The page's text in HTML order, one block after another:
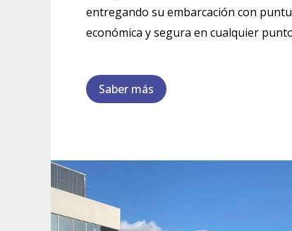
entregando su embarcación con
económica y segura en cualquier
Saber más